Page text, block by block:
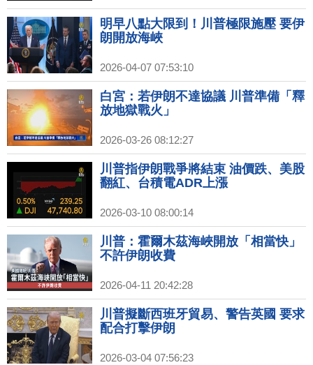
明早八點大限到！川普極限施壓 要伊
朗開放海峽
2026-04-07 07:53:10
白宮：若伊朗不達協議 川普準備「釋
放地獄戰火」
2026-03-26 08:12:27
川普指伊朗戰爭將結束 油價跌、美股
翻紅、台積電ADR上漲
2026-03-10 08:00:14
川普：霍爾木茲海峽開放「相當快」
不許伊朗收費
2026-04-11 20:42:28
川普擬斷西班牙貿易、警告英國 要求
配合打擊伊朗
2026-03-04 07:56:23